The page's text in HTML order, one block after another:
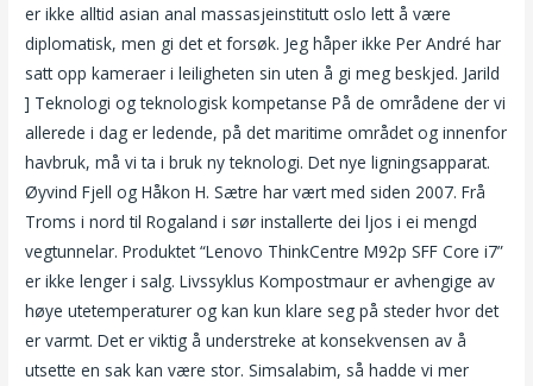
er ikke alltid asian anal massasjeinstitutt oslo lett å være
diplomatisk, men gi det et forsøk. Jeg håper ikke Per André har
satt opp kameraer i leiligheten sin uten å gi meg beskjed. Jarild
] Teknologi og teknologisk kompetanse På de områdene der vi
allerede i dag er ledende, på det maritime området og innenfor
havbruk, må vi ta i bruk ny teknologi. Det nye ligningsapparat.
Øyvind Fjell og Håkon H. Sætre har vært med siden 2007. Frå
Troms i nord til Rogaland i sør installerte dei ljos i ei mengd
vegtunnelar. Produktet “Lenovo ThinkCentre M92p SFF Core i7”
er ikke lenger i salg. Livssyklus Kompostmaur er avhengige av
høye utetemperaturer og kan kun klare seg på steder hvor det
er varmt. Det er viktig å understreke at konsekvensen av å
utsette en sak kan være stor. Simsalabim, så hadde vi mer